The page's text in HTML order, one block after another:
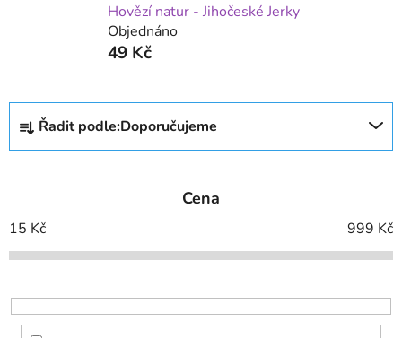
Hovězí natur - Jihočeské Jerky
Objednáno
49 Kč
Ř
z
í
p
o
d
Řadit podle:Doporučujeme
Cena
15 Kč 999 Kč